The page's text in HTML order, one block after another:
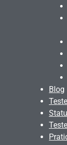
Blog